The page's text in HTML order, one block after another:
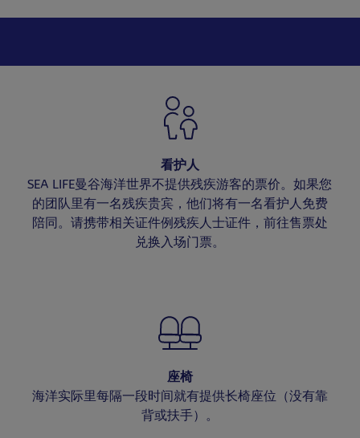
看护人
SEA LIFE曼谷海洋世界不提供残疾游客的票价。如果您
的团队里有一名残疾贵宾，他们将有一名看护人免费
陪同。请携带相关证件例残疾人士证件，前往售票处
兑换入场门票。
座椅
海洋实际里每隔一段时间就有提供长椅座位（没有靠
背或扶手）。